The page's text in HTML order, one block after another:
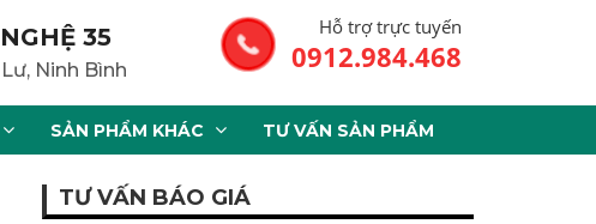
35
Ninh Bình
Hỗ trợ trực tuyến
0912.984.468
SẢN PHẨM KHÁC TƯ VẤN SẢN PHẨM
TƯ VẤN BÁO GIÁ